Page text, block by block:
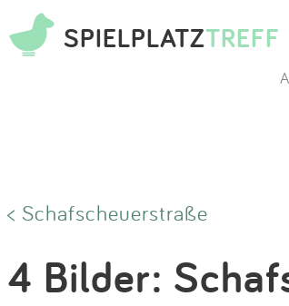
SPIELPLATZTREFF
< Schafscheuerstraße
4 Bilder: